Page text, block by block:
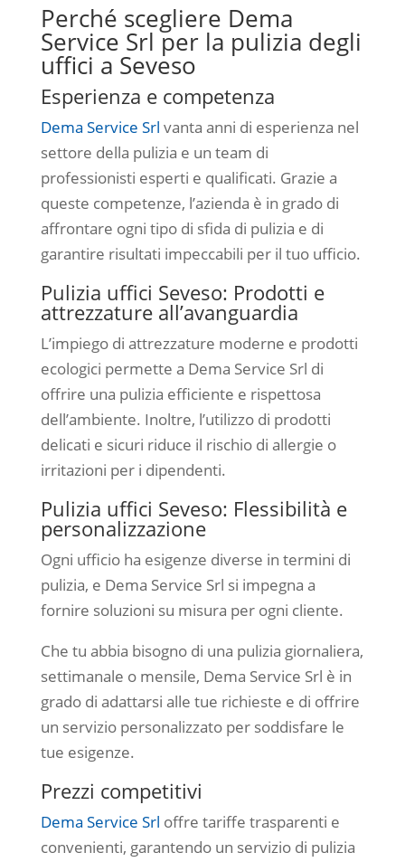
Perché scegliere Dema
Service Srl per la pulizia degli
uffici a Seveso
Esperienza e competenza
Dema Service Srl vanta anni di esperienza nel
settore della pulizia e un team di
professionisti esperti e qualificati. Grazie a
queste competenze, l’azienda è in grado di
affrontare ogni tipo di sfida di pulizia e di
garantire risultati impeccabili per il tuo ufficio.
Pulizia uffici Seveso: Prodotti e
attrezzature all’avanguardia
L’impiego di attrezzature moderne e prodotti
ecologici permette a Dema Service Srl di
offrire una pulizia efficiente e rispettosa
dell’ambiente. Inoltre, l’utilizzo di prodotti
delicati e sicuri riduce il rischio di allergie o
irritazioni per i dipendenti.
Pulizia uffici Seveso: Flessibilità e
personalizzazione
Ogni ufficio ha esigenze diverse in termini di
pulizia, e Dema Service Srl si impegna a
fornire soluzioni su misura per ogni cliente.
Che tu abbia bisogno di una pulizia giornaliera,
settimanale o mensile, Dema Service Srl è in
grado di adattarsi alle tue richieste e di offrire
un servizio personalizzato per soddisfare le
tue esigenze.
Prezzi competitivi
Dema Service Srl offre tariffe trasparenti e
convenienti, garantendo un servizio di pulizia